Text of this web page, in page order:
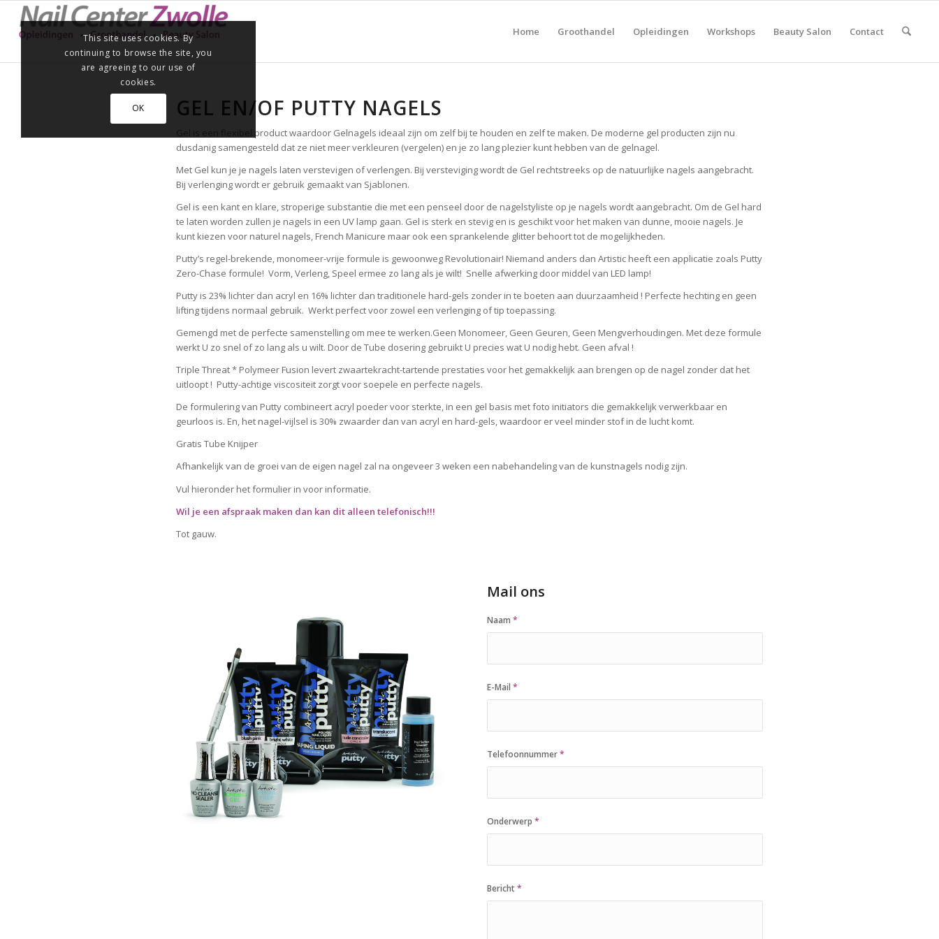
Home Groothandel Opleidingen Workshops Beauty Salon Contact
GEL EN/OF PUTTY NAGELS
Gel is een flexibel product waardoor Gelnagels ideaal zijn om zelf bij te houden en zelf te maken. De moderne gel producten zijn nu
dusdanig samengesteld dat ze niet meer verkleuren (vergelen) en je zo lang plezier kunt hebben van de gelnagel.
Met Gel kun je je nagels laten verstevigen of verlengen. Bij versteviging wordt de Gel rechtstreeks op de natuurlijke nagels aangebracht.
Bij verlenging wordt er gebruik gemaakt van Sjablonen.
Gel is een kant en klare, stroperige substantie die met een penseel door de nagelstyliste op je nagels wordt aangebracht. Om de Gel hard
te laten worden zullen je nagels in een UV lamp gaan. Gel is sterk en stevig en is geschikt voor het maken van dunne, mooie nagels. Je
kunt kiezen voor naturel nagels, French Manicure maar ook een sprankelende glitter behoort tot de mogelijkheden.
Putty’s regel-brekende, monomeer-vrije formule is gewoonweg Revolutionair! Niemand anders dan Artistic heeft een applicatie zoals Putty
Zero-Chase formule! Vorm, Verleng, Speel ermee zo lang als je wilt! Snelle afwerking door middel van LED lamp!
Putty is 23% lichter dan acryl en 16% lichter dan traditionele hard-gels zonder in te boeten aan duurzaamheid ! Perfecte hechting en geen
lifting tijdens normaal gebruik. Werkt perfect voor zowel een verlenging of tip toepassing.
Gemengd met de perfecte samenstelling om mee te werken.Geen Monomeer, Geen Geuren, Geen Mengverhoudingen. Met deze formule
werkt U zo snel of zo lang als u wilt. Door de Tube dosering gebruikt U precies wat U nodig hebt. Geen afval !
Triple Threat * Polymeer Fusion levert zwaartekracht-tartende prestaties voor het gemakkelijk aan brengen op de nagel zonder dat het
uitloopt ! Putty-achtige viscositeit zorgt voor soepele en perfecte nagels.
De formulering van Putty combineert acryl poeder voor sterkte, in een gel basis met foto initiators die gemakkelijk verwerkbaar en
geurloos is. En, het nagel-vijlsel is 30% zwaarder dan van acryl en hard-gels, waardoor er veel minder stof in de lucht komt.
Gratis Tube Knijper
Afhankelijk van de groei van de eigen nagel zal na ongeveer 3 weken een nabehandeling van de kunstnagels nodig zijn.
Vul hieronder het formulier in voor informatie.
Wil je een afspraak maken dan kan dit alleen telefonisch!!!
Tot gauw.
Mail ons
Naam*
E-Mail*
Telefoonnummer*
Onderwerp*
Bericht*
This site uses cookies. By
continuing to browse the site, you
are agreeing to our use of
cookies.
OK